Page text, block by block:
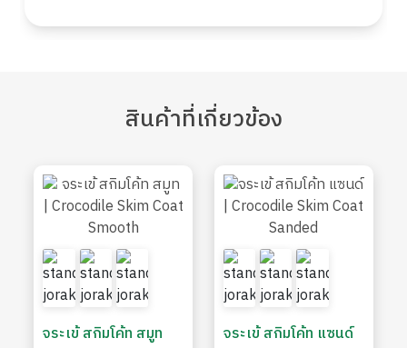
สินค้าที่เกี่ยวข้อง
จระเข้ สกิมโค้ท สมูท จระเข้ สกิมโค้ท แซนด์